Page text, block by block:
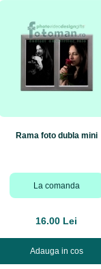
Rama foto dubla mini
La comanda
16.00 Lei
Adauga in cos